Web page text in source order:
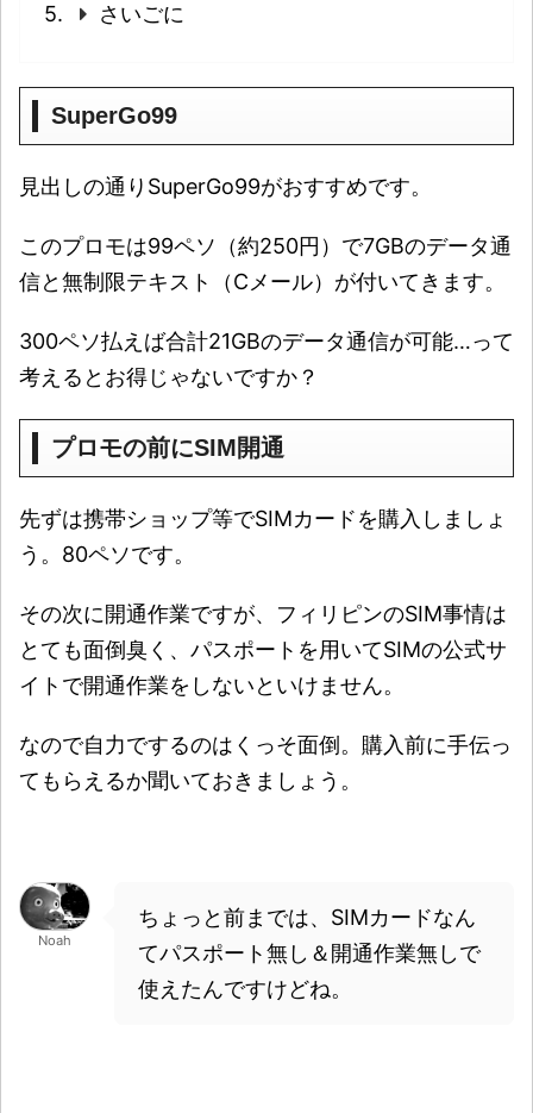
さいごに
SuperGo99
見出しの通りSuperGo99がおすすめです。
このプロモは99ペソ（約250円）で7GBのデータ通
信と無制限テキスト（Cメール）が付いてきます。
300ペソ払えば合計21GBのデータ通信が可能…って
考えるとお得じゃないですか？
プロモの前にSIM開通
先ずは携帯ショップ等でSIMカードを購入しましょ
う。80ペソです。
その次に開通作業ですが、フィリピンのSIM事情は
とても面倒臭く、パスポートを用いてSIMの公式サ
イトで開通作業をしないといけません。
なので自力でするのはくっそ面倒。購入前に手伝っ
てもらえるか聞いておきましょう。
Noah
ちょっと前までは、SIMカードなん
てパスポート無し＆開通作業無しで
使えたんですけどね。